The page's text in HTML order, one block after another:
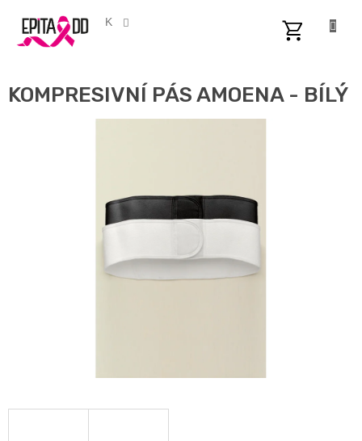
obsah
CZK
KOMPRESIVNÍ PÁS AMOENA - BÍLÝ